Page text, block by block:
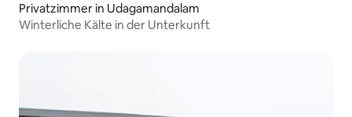
Privatzimmer in Udagamandalam
Winterliche Kälte in der Unterkunft